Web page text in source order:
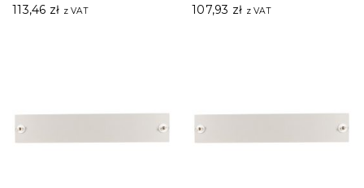
113,46 zł z VAT 107,93 zł z VAT